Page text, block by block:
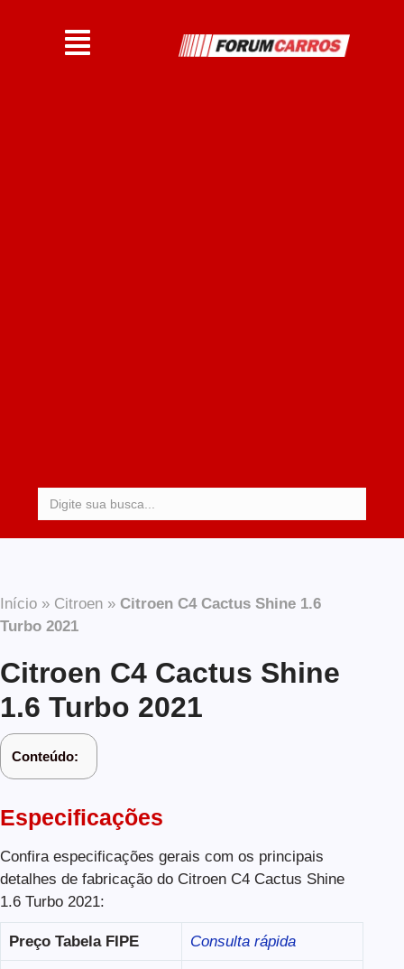
Início » Citroen » Citroen C4 Cactus Shine 1.6
Turbo 2021
Citroen C4 Cactus Shine
1.6 Turbo 2021
Conteúdo:
Especificações
Confira especificações gerais com os principais
detalhes de fabricação do Citroen C4 Cactus Shine
1.6 Turbo 2021:
Preço Tabela FIPE Consulta rápida